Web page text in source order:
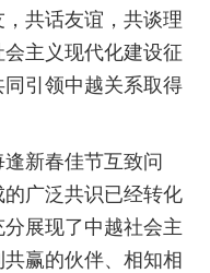
共话友谊，共谈理
主义现代化建设征
引领中越关系取得
春佳节互致问
广泛共识已经转化
展现了中越社会主
赢的伙伴、相知相